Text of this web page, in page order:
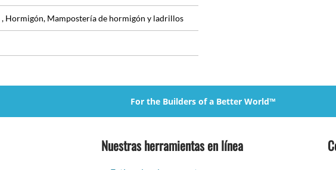
, , Hormigón, Mampostería de hormigón y ladrillos
For the Builders of a Better World™
Nuestras herramientas en línea